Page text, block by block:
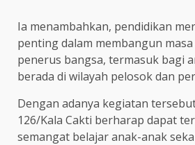
Ia menambahkan, pendidikan
penting dalam membangun
penerus bangsa, termasuk bagi
berada di wilayah pelosok dan
Dengan adanya kegiatan
126/Kala Cakti berharap dapat
semangat belajar anak-anak